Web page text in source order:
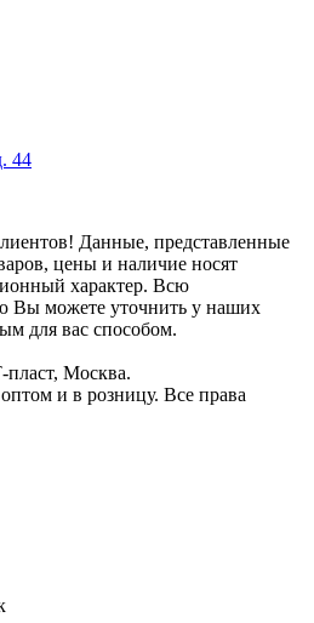
44
Данные, представленные
цены и наличие носят
характер. Всю
Вы можете уточнить у наших
для вас способом.
Москва.
оптом и в розницу. Все права